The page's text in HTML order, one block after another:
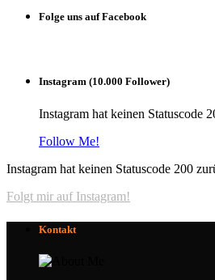
Folge uns auf Facebook
Instagram (10.000 Follower)
Instagram hat keinen Statuscode
Follow Me!
Instagram hat keinen Statuscode 200
Folgt mir auf Instagram!
Kontakt